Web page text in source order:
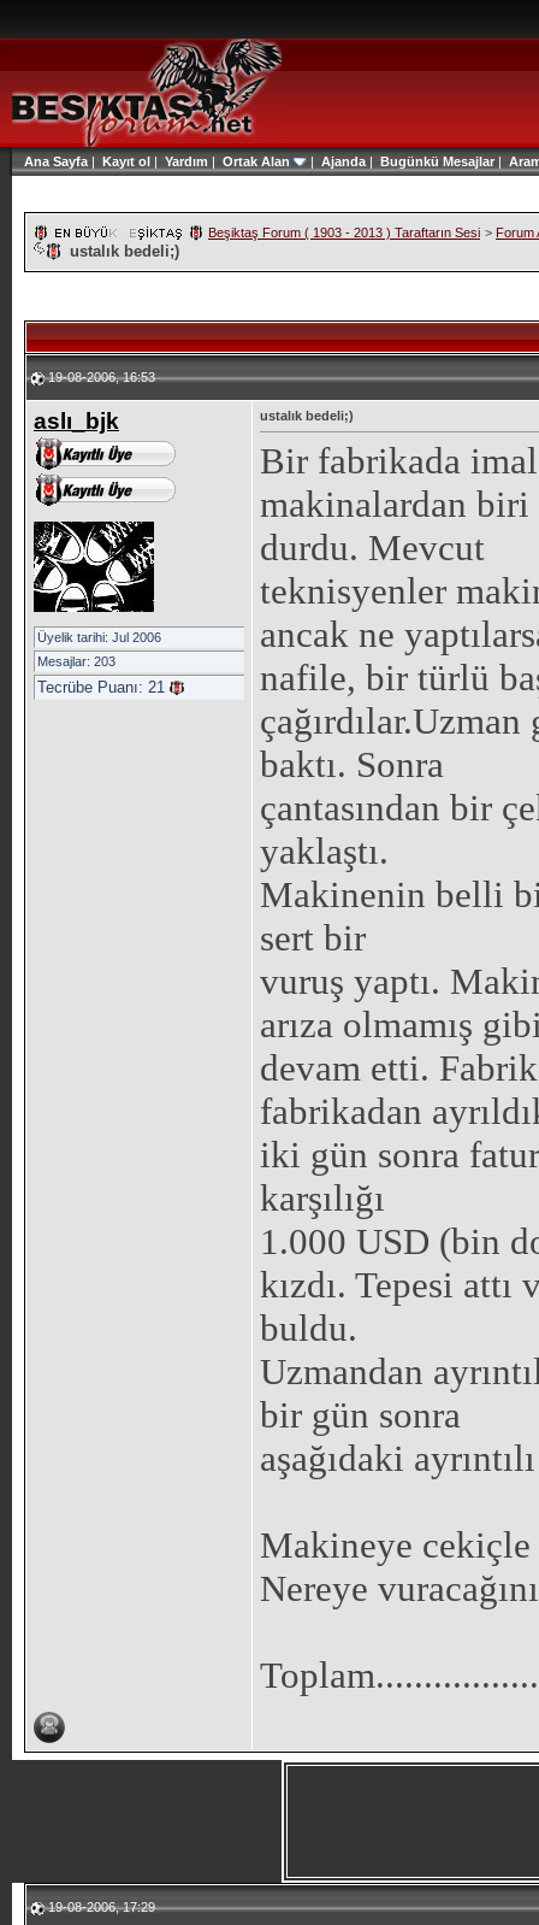
Ana Sayfa | Kayıt ol | Yardım | Ortak Alan | Ajanda | Bugünkü Mesajlar|
Beşiktaş Forum ( 1903 - 2013 ) Taraftarın Sesi > Forum
ustalık bedeli;)
19-08-2006, 16:53
aslı_bjk
Üyelik tarihi: Jul 2006
Mesajlar: 203
Tecrübe Puanı: 21
ustalık bedeli;)
Bir fabrikada
makinalardan biri
durdu. Mevcut
teknisyenler
ancak ne
nafile, bir türlü
baktı. Sonra
çantasından bir
yaklaştı.
Makinenin belli
sert bir
vuruş yaptı.
arıza olmamış
devam etti.
fabrikadan
iki gün sonra
karşılığı
1.000 USD (bin
kızdı. Tepesi
buldu.
Uzmandan
bir gün sonra
aşağıdaki
Makineye
Nereye
19-08-2006, 17:29